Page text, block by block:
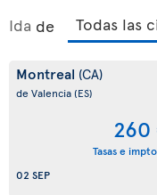
Ida de
Montreal (CA)
de Valencia(ES)
260
Tasas e
02 SEP